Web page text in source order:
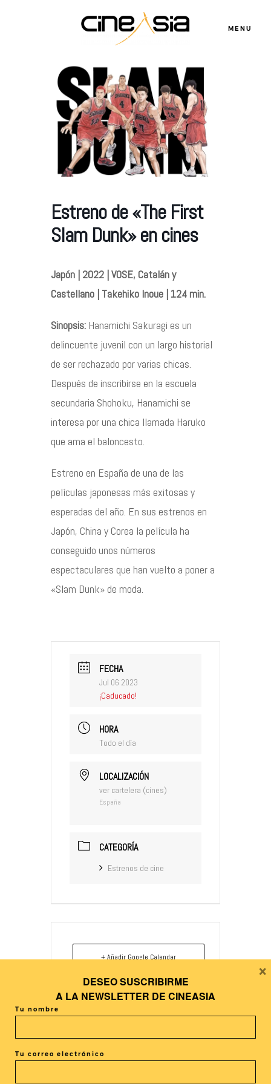
MENU
Estreno de «The First
Slam Dunk» en cines
Japón | 2022 | VOSE, Catalán y
Castellano | Takehiko Inoue | 124 min.
Sinopsis: Hanamichi Sakuragi es un
delincuente juvenil con un largo historial
de ser rechazado por varias chicas.
Después de inscribirse en la escuela
secundaria Shohoku, Hanamichi se
interesa por una chica llamada Haruko
que ama el baloncesto.
Estreno en España de una de las
películas japonesas más exitosas y
esperadas del año. En sus estrenos en
Japón, China y Corea la película ha
conseguido unos números
espectaculares que han vuelto a poner a
«Slam Dunk» de moda.
FECHA
Jul 06 2023
¡Caducado!
HORA
Todo el día
LOCALIZACIÓN
ver cartelera (cines)
España
CATEGORÍA
Estrenos de cine
+ Añadir Google Calendar
+ exportación iCal / Outlook
Contacto
DESEO SUSCRIBIRME
A LA NEWSLETTER DE CINEASIA
Tu nombre
Tu correo electrónico
×